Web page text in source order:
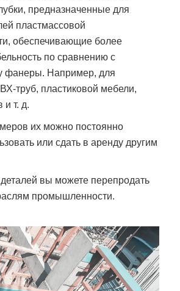
предназначенные для
пластмассовой
обеспечивающие более
по сравнению с
фанеры. Например, для
труб, пластиковой мебели,
т. д.
их можно постоянно
или сдать в аренду другим
вы можете перепродать
промышленности.